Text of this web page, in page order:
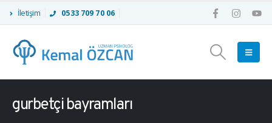
İletişim 0533 709 70 06
gurbetçi bayramları